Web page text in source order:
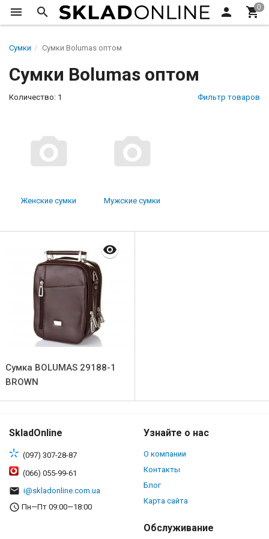
Сумки Сумки Bolumas оптом
Сумки Bolumas оптом
Количество: 1 Фильтр товаров
Женские сумки Мужские сумки
Сумка BOLUMAS 29188-1
BROWN
SkladOnline
(097) 307-28-87
(066) 055-99-61
i@skladonline.com.ua
Пн—Пт 09:00—18:00
Узнайте о нас
О компании
Контакты
Блог
Карта сайта
Обслуживание